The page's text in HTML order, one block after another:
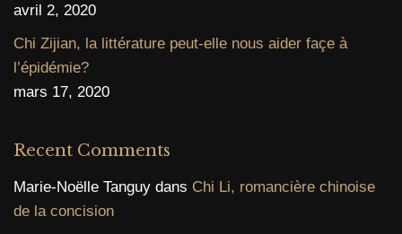
avril 2, 2020
Chi Zijian, la littérature peut-elle nous aider façe à
l’épidémie?
mars 17, 2020
Recent Comments
Marie-Noëlle Tanguy dans Chi Li, romancière chinoise
de la concision